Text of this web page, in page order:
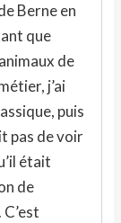
Berne en
que
de
j’ai
puis
pas de voir
était
de